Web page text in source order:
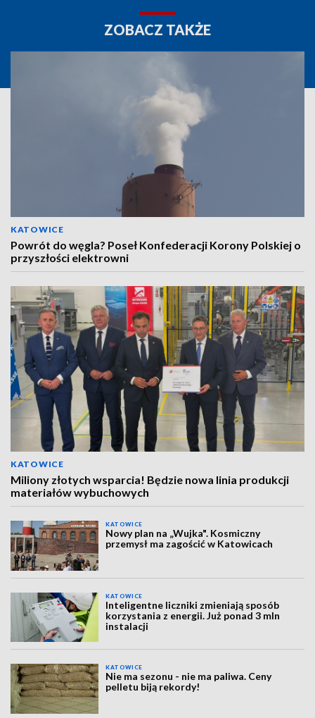
ZOBACZ TAKŻE
KATOWICE
Powrót do węgla? Poseł Konfederacji Korony Polskiej o
przyszłości elektrowni
KATOWICE
Miliony złotych wsparcia! Będzie nowa linia produkcji
materiałów wybuchowych
KATOWICE
Nowy plan na „Wujka". Kosmiczny
przemysł ma zagościć w Katowicach
KATOWICE
Inteligentne liczniki zmieniają sposób
korzystania z energii. Już ponad 3 mln
instalacji
KATOWICE
Nie ma sezonu - nie ma paliwa. Ceny
pelletu biją rekordy!